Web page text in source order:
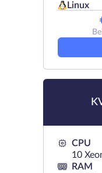
Linux
CPU
10
RAM